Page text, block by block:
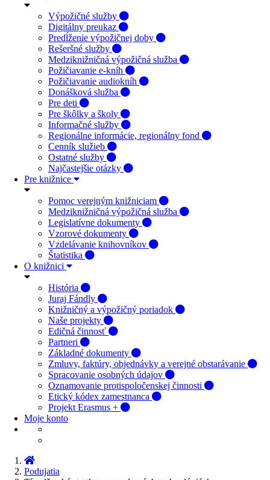
Výpožičné služby
Digitálny preukaz
Predĺženie výpožičnej doby
Rešeršné služby
Medziknižničná výpožičná služba
Požičiavanie e-kníh
Požičiavanie audiokníh
Donášková služba
Pre deti
Pre škôlky a školy
Informačné služby
Regionálne informácie, regionálny fond
Cenník služieb
Ostatné služby
Najčastejšie otázky
Pre knižnice
Pomoc verejným knižniciam
Medziknižničná výpožičná služba
Legislatívne dokumenty
Vzorové dokumenty
Vzdelávanie knihovníkov
Štatistika
O knižnici
História
Juraj Fándly
Knižničný a výpožičný poriadok
Naše projekty
Edičná činnosť
Partneri
Základné dokumenty
Zmluvy, faktúry, objednávky a verejné obstarávanie
Spracovanie osobných údajov
Oznamovanie protispoločenskej činnosti
Etický kódex zamestnanca
Projekt Erasmus +
Moje konto
Podujatia